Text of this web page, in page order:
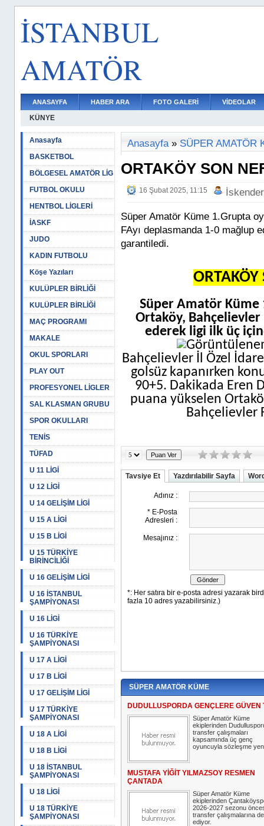
İSTANBUL
AMATÖR
ANASAYFA HABER ARA FOTO GALERİ VİDEOLAR
KÜNYE
Anasayfa
BASKETBOL
BÖLGESEL AMATÖR LİG
FUTBOL OKULU
HENTBOL LİGLERİ
İASKF
JUDO
KADIN FUTBOLU
Köşe Yazıları
KULÜPLER BİRLİĞİ
KULÜPLER BİRLİĞİ
MAÇ PROGRAMI
MAKALE
OKUL SPORLARI
PLAY OUT
PROFESYONEL LİGLER
SAL KLASMAN GRUBU
SPOR OKULLARI
TENİS
TÜFAD
U 11 LİGİ
U 12 LİGİ
U 14 GELİŞİM LİGİ
U 15 A LİGİ
U 15 B LİGİ
U 15 TÜRKİYE
BİRİNCİLİĞİ
U 16 GELİŞİM LİGİ
U 16 İSTANBUL
ŞAMPİYONASI
U 16 LİGİ
U 16 TÜRKİYE
ŞAMPİYONASI
U 17 A LİGİ
U 17 B LİGİ
U 17 GELİŞİM LİGİ
U 17 TÜRKİYE
ŞAMPİYONASI
U 18 A LİGİ
U 18 B LİGİ
U 18 İSTANBUL
ŞAMPİYONASI
U 18 LİGİ
U 18 TÜRKİYE
ŞAMPİYONASI
Anasayfa» SÜPER AMATÖR
ORTAKÖY SON
16 Şubat 2025, 11:15
Süper Amatör Küme 1.Grupta
FAyı deplasmanda 1-0 mağlup
garantiledi.
ORTAKÖY
Süper Amatör
Ortaköy, Bahçelievler
ederek ligi ilk üç
Bahçelievler İl Özel
golsüz kapanırken
90+5. Dakikada Eren
puana yükselen
Bahçelievler
Tavsiye Et Yazdırılabilir Sayfa
SÜPER AMATÖR KÜME
DUDULLUSPORDA GENÇLERE GÜVEN
Süper Amatör Küme
ekiplerinden
transfer çalışmaları
kapsamında üç genç
oyuncuyla sözleşme
MUSTAFA YİĞİT YILMAZSOY RESMEN
ÇANTADA
Süper Amatör Küme
ekiplerinden
2026-2027 sezonu
transfer çalışmalarına
ediyor.